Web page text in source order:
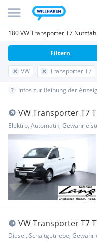
180 VW Transporter T7
VW Transporter T7
Filtern
Infos zur Reihung der
VW Transporter T7
Kastenwagen LR 160
Kastenwagen
Elektro, Automatik,
VW Transporter T7
Kastenwagen TDI
Diesel, Schaltgetriebe,